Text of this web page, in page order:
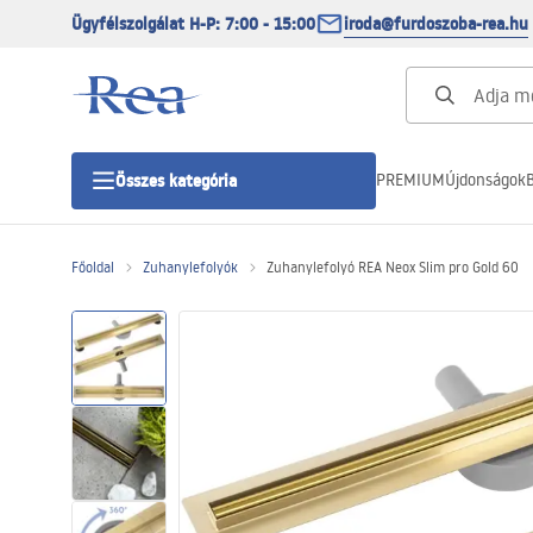
Ügyfélszolgálat H-P: 7:00 - 15:00 iroda@furdoszoba-rea.hu
Összes kategória
Zuhanyajtó
Zuhanytálcák
Zuhanylefolyók
PREMIUMÚjdonságok
Főoldal Zuhanylefolyók Zuhanylefolyó REA Neox Slim pro Gold 60